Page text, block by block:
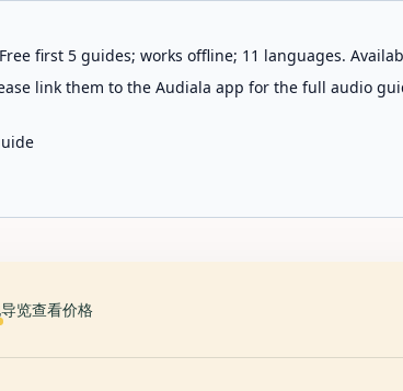
first 5 guides; works offline; 11 languages.
link them to the Audiala app for the full audio
导览查看价格